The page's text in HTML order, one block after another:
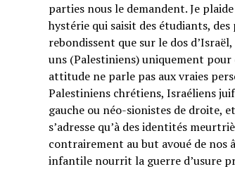
parties nous le demandent. Je
hystérie qui saisit des étudiants,
rebondissent que sur le dos
uns (Palestiniens) uniquement
attitude ne parle pas aux vraies
Palestiniens chrétiens, Israéliens
gauche ou néo-sionistes de droite,
s’adresse qu’à des identités
contrairement au but avoué de
infantile nourrit la guerre d’usure